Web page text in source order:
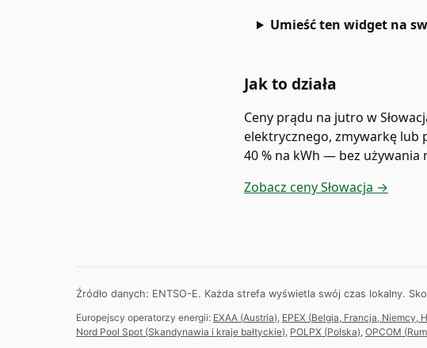
Umieść ten widget na
Jak to działa
Ceny prądu na jutro w
elektrycznego, zmywarkę lub
40 % na kWh — bez używania
Zobacz ceny Słowacja →
Źródło danych: ENTSO-E. Każda strefa wyświetla swój czas lokalny.
Europejscy operatorzy energii: EXAA (Austria), EPEX (Belgia, Francja, Niemcy,
Nord Pool Spot (Skandynawia i kraje bałtyckie), POLPX (Polska), OPCOM (